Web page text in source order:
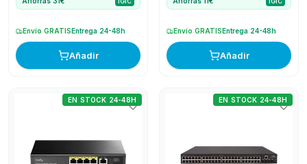
Envío GRATISEntrega 24-48h
Añadir
Envío GRATISEntrega 24-48h
Añadir
EN STOCK 24-48H EN STOCK 24-48H